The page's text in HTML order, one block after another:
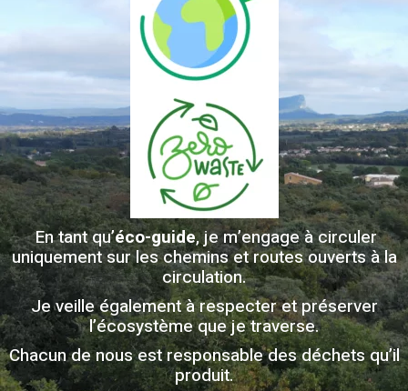
En tant qu’éco-guide, je m’engage à circuler
uniquement sur les chemins et routes ouverts à la
circulation.
Je veille également à respecter et préserver
l’écosystème que je traverse.
Chacun de nous est responsable des déchets qu’il
produit.